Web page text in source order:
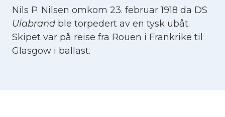
Nils P. Nilsen omkom 23. februar 1918 da DS
Ulabrand ble torpedert av en tysk ubåt.
Skipet var på reise fra Rouen i Frankrike til
Glasgow i ballast.